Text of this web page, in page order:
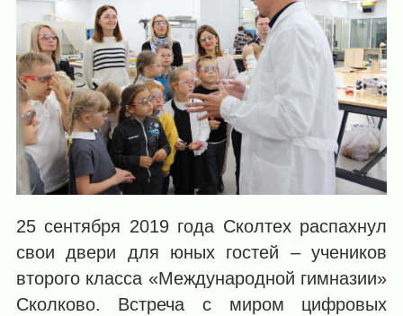
25 сентября 2019 года Сколтех распахнул
свои двери для юных гостей – учеников
второго класса «Международной гимназии»
Сколково. Встреча с миром цифровых